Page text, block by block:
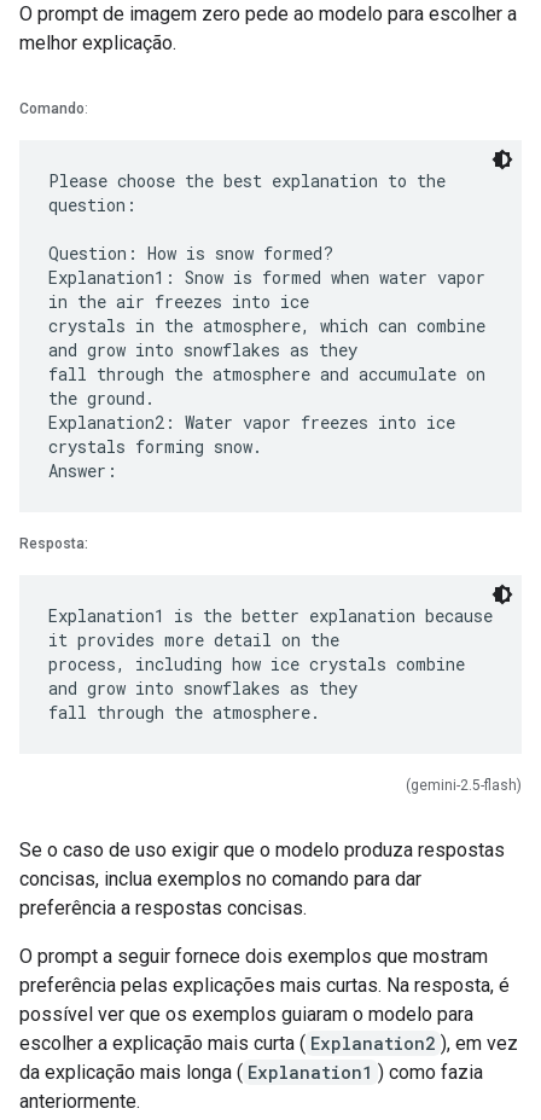
O prompt de imagem zero pede ao modelo para escolher a
melhor explicação.
Comando:
Please choose the best explanation to the
question:
Question: How is snow formed?
Explanation1: Snow is formed when water vapor
in the air freezes into ice
crystals in the atmosphere, which can combine
and grow into snowflakes as they
fall through the atmosphere and accumulate on
the ground.
Explanation2: Water vapor freezes into ice
crystals forming snow.
Resposta:
Explanation1 is the better explanation because
it provides more detail on the
process, including how ice crystals combine
and grow into snowflakes as they
(gemini-2.5-flash)
Se o caso de uso exigir que o modelo produza respostas
concisas, inclua exemplos no comando para dar
preferência a respostas concisas.
O prompt a seguir fornece dois exemplos que mostram
preferência pelas explicações mais curtas. Na resposta, é
possível ver que os exemplos guiaram o modelo para
escolher a explicação mais curta ( Explanation2 ), em vez
da explicação mais longa ( Explanation1 ) como fazia
anteriormente.